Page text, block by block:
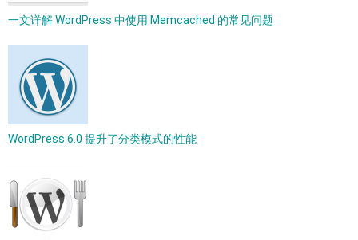
一文详解 WordPress 中使用 Memcached 的常见问题
WordPress 6.0 提升了分类模式的性能